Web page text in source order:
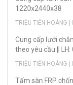
1220x2440x38
TRIỆU TIẾN HOÀNG
Cung cấp lưới
theo yêu cầu ||
TRIỆU TIẾN HOÀNG
Tấm sàn FRP